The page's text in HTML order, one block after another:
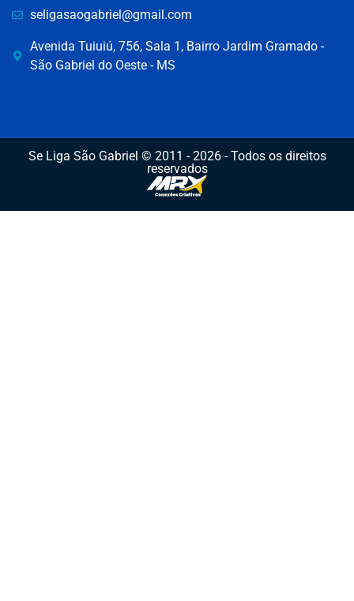
seligasaogabriel@gmail.com
Avenida Tuiuiú, 756, Sala 1, Bairro Jardim Gramado -
São Gabriel do Oeste - MS
Se Liga São Gabriel © 2011 - 2026 - Todos os direitos
reservados